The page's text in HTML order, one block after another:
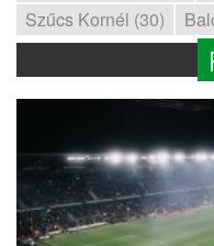
Szűcs Kornél (30)